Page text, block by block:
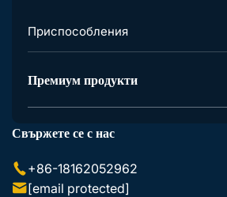
Приспособления
Аксесоари За Скид Стиър Лодър
Премиум продукти
Свържете се с нас
+86-18162052962
[email protected]